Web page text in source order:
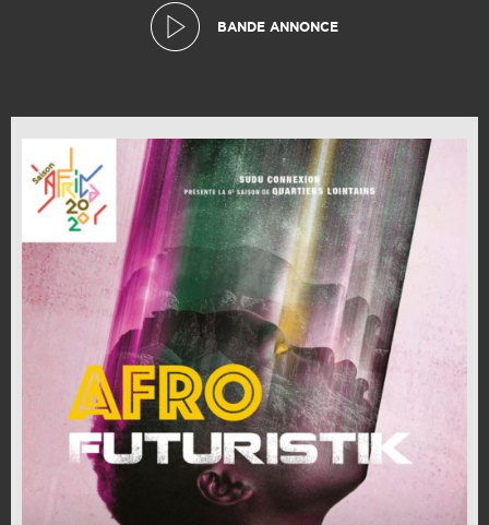
BANDE ANNONCE